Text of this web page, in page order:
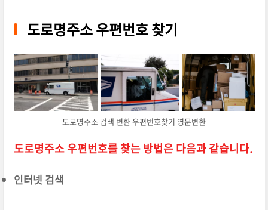
도로명주소 우편번호 찾기
도로명주소 검색 변환 우편번호찾기 영문변환
도로명주소 우편번호를 찾는 방법은 다음과 같습니다.
인터넷 검색